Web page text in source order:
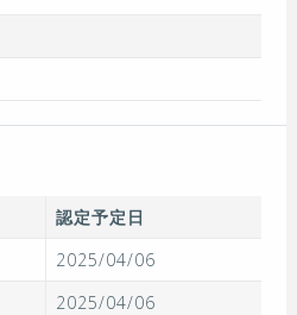
認定予定日
2025/04/06
2025/04/06